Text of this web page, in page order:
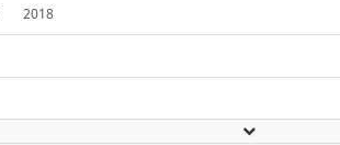
2018